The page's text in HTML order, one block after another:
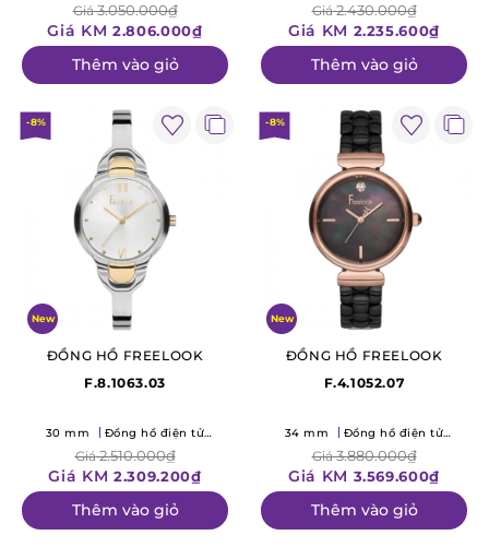
Giá3.050.000₫
Giá KM 2.806.000₫
Thêm vào giỏ
Giá2.430.000₫
Giá KM 2.235.600₫
Thêm vào giỏ
-8%
New
ĐỒNG HỒ FREELOOK
F.8.1063.03
30 mm
Đồng hồ điện tử
Giá2.510.000₫
Giá KM 2.309.200₫
Thêm vào giỏ
-8%
New
ĐỒNG HỒ FREELOOK
F.4.1052.07
34 mm
Đồng hồ điện tử
Giá3.880.000₫
Giá KM 3.569.600₫
Thêm vào giỏ